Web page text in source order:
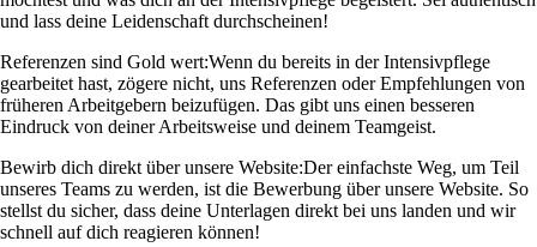
und lass deine Leidenschaft durchscheinen!
Referenzen sind Gold wert:Wenn du bereits in der Intensivpflege
gearbeitet hast, zögere nicht, uns Referenzen oder Empfehlungen von
früheren Arbeitgebern beizufügen. Das gibt uns einen besseren
Eindruck von deiner Arbeitsweise und deinem Teamgeist.
Bewirb dich direkt über unsere Website:Der einfachste Weg, um Teil
unseres Teams zu werden, ist die Bewerbung über unsere Website. So
stellst du sicher, dass deine Unterlagen direkt bei uns landen und wir
schnell auf dich reagieren können!